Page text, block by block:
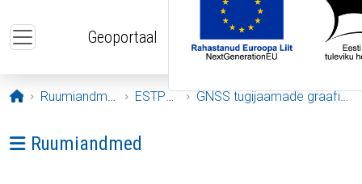
Geoportaal
Avaleht
Ruumiandmed ESTPOS GNSS tugijaamade graafikud
Ava menüü: Ruumiandmed
Ruumiandmed